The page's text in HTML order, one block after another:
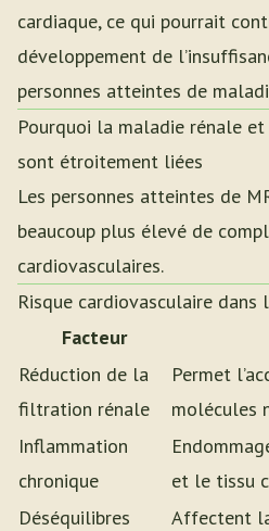
cardiaque, ce qui pourrait
développement de
personnes atteintes de
Pourquoi la maladie rénale
sont étroitement liées
Les personnes atteintes de
beaucoup plus élevé de
cardiovasculaires.
Risque cardiovasculaire dans
Facteur
Réduction de la
filtration rénale
Permet
molécules
Inflammation
chronique
et le tissu
Déséquilibres
Affectent